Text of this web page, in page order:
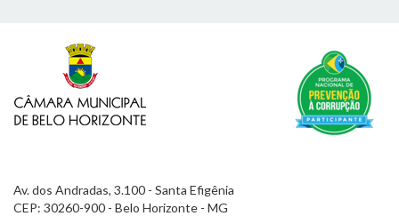
Av. dos Andradas, 3.100 - Santa Efigênia
CEP: 30260-900 - Belo Horizonte - MG